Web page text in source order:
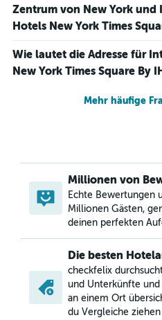
Zentrum von New York
Hotels New York Times
Wie lautet die Adresse für
New York Times Square By
Mehr häufige
Millionen von
Echte Bewertungen
Millionen Gästen,
deinen perfekten
Die besten
checkfelix
und Unterkünfte und
an einem Ort
du Vergleiche